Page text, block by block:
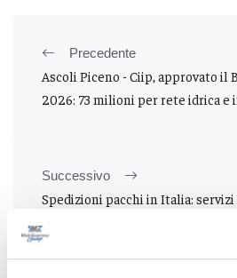
Precedente
Ascoli Piceno - Ciip, approvato il
2026: 73 milioni per rete idrica e
Successivo
Spedizioni pacchi in Italia: servizi
franchising per il futuro